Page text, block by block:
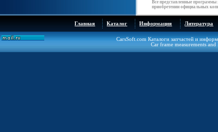
Все представленные
приобретении официальных
Главная Каталог Информация Литература
CarsSoft.com Каталоги запчастей и
Car frame measurements